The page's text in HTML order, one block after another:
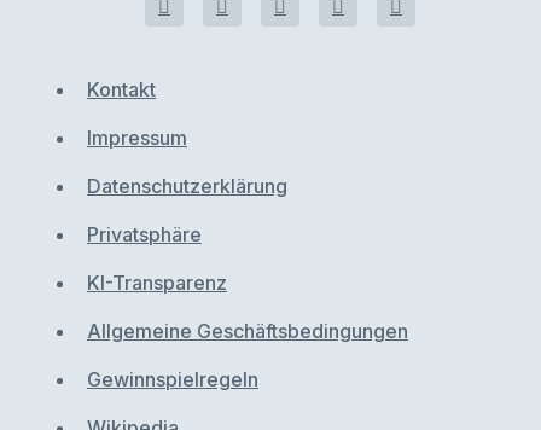
Kontakt
Impressum
Datenschutzerklärung
Privatsphäre
KI-Transparenz
Allgemeine Geschäftsbedingungen
Gewinnspielregeln